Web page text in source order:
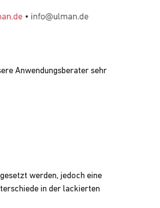
Anwendungsberater sehr
werden, jedoch eine
in der lackierten